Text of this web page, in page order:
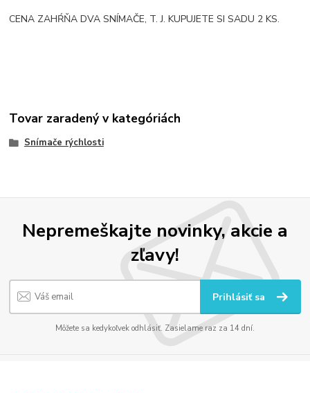
CENA ZAHŔŇA DVA SNÍMAČE, T. J. KUPUJETE SI SADU 2 KS.
Tovar zaradený v kategóriách
Snímače rýchlosti
Nepremeškajte novinky, akcie a
zľavy!
Prihlásiť sa
Môžete sa kedykoľvek odhlásiť. Zasielame raz za 14 dní.